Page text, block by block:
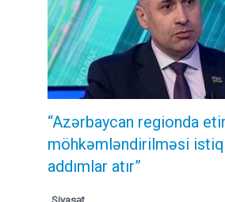
“Azərbaycan regionda
möhkəmləndirilməsi
addımlar atır”